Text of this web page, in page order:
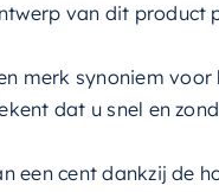
van dit product
merk synoniem
dat u snel en
een cent dankzij de